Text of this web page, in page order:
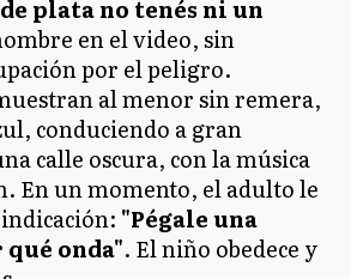
plata no tenés ni un
en el video, sin
por el peligro.
al menor sin remera,
conduciendo a gran
calle oscura, con la música
En un momento, el adulto le
"Pégale una
onda"​. El niño obedece y